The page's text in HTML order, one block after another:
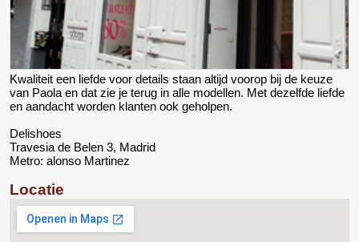
Kwaliteit een liefde voor details staan altijd voorop bij de keuze
van Paola en dat zie je terug in alle modellen. Met dezelfde liefde
en aandacht worden klanten ook geholpen.
Delishoes
Travesia de Belen 3, Madrid
Metro: alonso Martinez
Locatie